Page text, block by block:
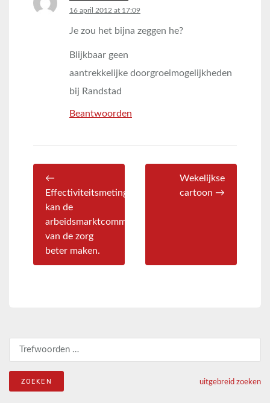
says:
16 april 2012 at 17:09
Je zou het bijna zeggen he?
Blijkbaar geen
aantrekkelijke doorgroeimogelijkheden
bij Randstad
Beantwoorden
←
Effectiviteitsmeting
kan de
arbeidsmarktcommunicatie
van de zorg
beter maken.
Wekelijkse
cartoon →
Zoeken naar:
uitgebreid zoeken